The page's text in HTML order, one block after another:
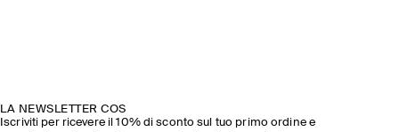
LA NEWSLETTER COS
Iscriviti per ricevere il 10% di sconto sul tuo primo ordine e